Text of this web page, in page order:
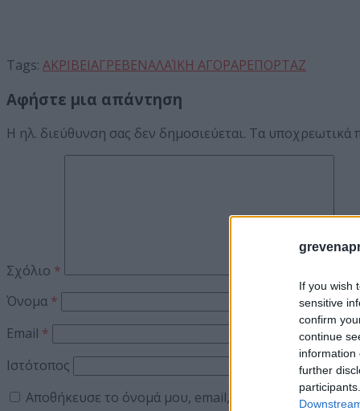
If you wish
sensitive
confirm
continue
information
further
Tags: ΑΚΡΙΒΕΙΑΓΡΕΒΕΝΑΛΑΊΚΗ ΑΓΟΡΑΡΕΠΟΡΤΑΖ
Αφήστε μια απάντηση
Η ηλ. διεύθυνση σας δεν δημοσιεύεται. Τα υποχρεωτικά
Σχόλιο *
Όνομα *
Email *
Ιστότοπος
Αποθήκευσε το όνομά μου, email, και τον ιστότοπο